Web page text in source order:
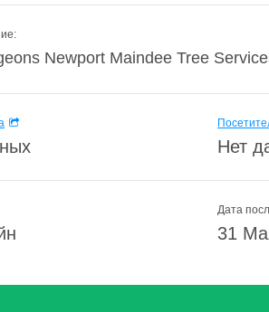
Newport Maindee Tree
Нет
Дата
31